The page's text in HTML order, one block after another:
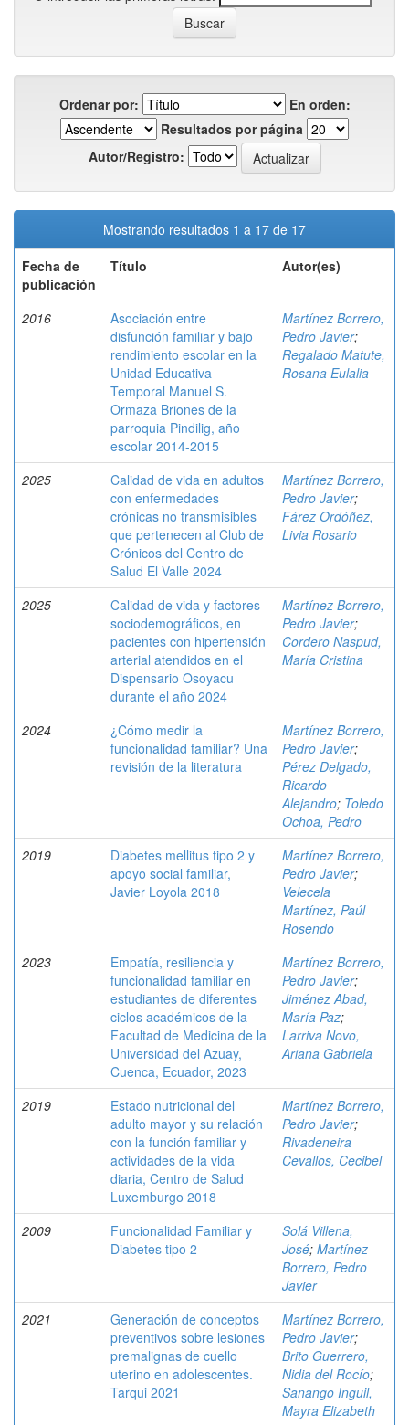
Ordenar por:
En orden:
Resultados por página
Autor/Registro:
Mostrando resultados 1 a 17 de 17
Fecha de
publicación
Título Autor(es)
2016
Asociación entre
disfunción familiar y bajo
rendimiento escolar en la
Unidad Educativa
Temporal Manuel S.
Ormaza Briones de la
parroquia Pindilig, año
escolar 2014-2015
Martínez Borrero,
Pedro Javier;
Regalado Matute,
Rosana Eulalia
2025
Calidad de vida en adultos
con enfermedades
crónicas no transmisibles
que pertenecen al Club de
Crónicos del Centro de
Salud El Valle 2024
Martínez Borrero,
Pedro Javier;
Fárez Ordóñez,
Livia Rosario
2025
Calidad de vida y factores
sociodemográficos, en
pacientes con hipertensión
arterial atendidos en el
Dispensario Osoyacu
durante el año 2024
Martínez Borrero,
Pedro Javier;
Cordero Naspud,
María Cristina
2024
¿Cómo medir la
funcionalidad familiar? Una
revisión de la literatura
Martínez Borrero,
Pedro Javier;
Pérez Delgado,
Ricardo
Alejandro; Toledo
Ochoa, Pedro
2019
Diabetes mellitus tipo 2 y
apoyo social familiar,
Javier Loyola 2018
Martínez Borrero,
Pedro Javier;
Velecela
Martínez, Paúl
Rosendo
2023
Empatía, resiliencia y
funcionalidad familiar en
estudiantes de diferentes
ciclos académicos de la
Facultad de Medicina de la
Universidad del Azuay,
Cuenca, Ecuador, 2023
Martínez Borrero,
Pedro Javier;
Jiménez Abad,
María Paz;
Larriva Novo,
Ariana Gabriela
2019
Estado nutricional del
adulto mayor y su relación
con la función familiar y
actividades de la vida
diaria, Centro de Salud
Luxemburgo 2018
Martínez Borrero,
Pedro Javier;
Rivadeneira
Cevallos, Cecibel
2009
Funcionalidad Familiar y
Diabetes tipo 2
Solá Villena,
José; Martínez
Borrero, Pedro
Javier
2021
Generación de conceptos
preventivos sobre lesiones
premalignas de cuello
uterino en adolescentes.
Tarqui 2021
Martínez Borrero,
Pedro Javier;
Brito Guerrero,
Nidia del Rocío;
Sanango Inguil,
Mayra Elizabeth